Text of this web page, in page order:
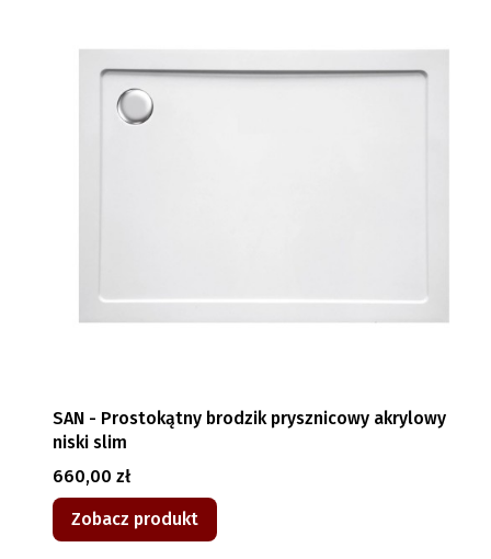
SAN - Prostokątny brodzik prysznicowy akrylowy
niski slim
Cena
660,00 zł
Zobacz produkt